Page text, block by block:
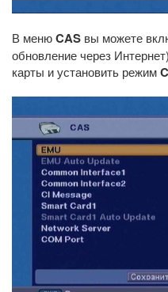
В менюCAS вы можете
обновление через
карты и установить режим